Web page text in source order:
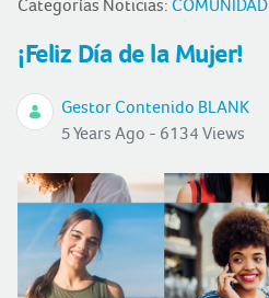
Categorías Noticias: COMUNIDAD
¡Feliz Día de la Mujer!
Gestor Contenido BLANK
5 Years Ago - 6134 Views